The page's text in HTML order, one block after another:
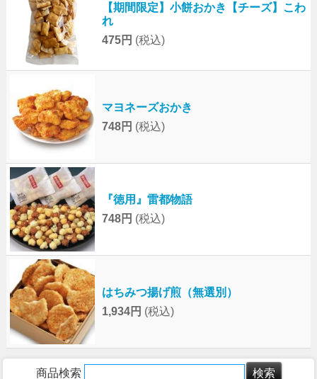
【期間限定】小餅おかき【チーズ】こわ
れ
475円 (税込)
マヨネーズおかき
748円 (税込)
『徳用』雷都物語
748円 (税込)
はちみつ揚げ煎（無選別）
1,934円 (税込)
商品検索